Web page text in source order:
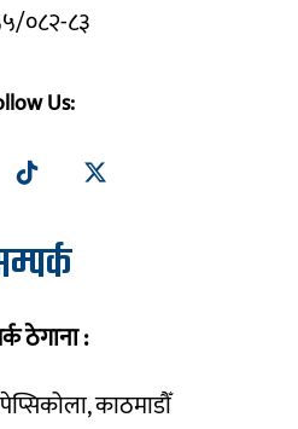
०८२-८३
Us:
ठेगाना :
काठमाडौँ